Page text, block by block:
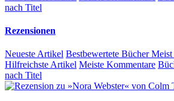
nach Titel
Rezensionen
Neueste Artikel Bestbewertete BücherMeist
Hilfreichste Artikel Meiste Kommentare
nach Titel